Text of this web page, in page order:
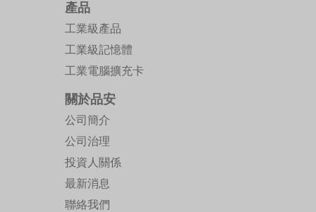
產品
工業級產品
工業級記憶體
工業電腦擴充卡
關於品安
公司簡介
公司治理
投資人關係
最新消息
聯絡我們